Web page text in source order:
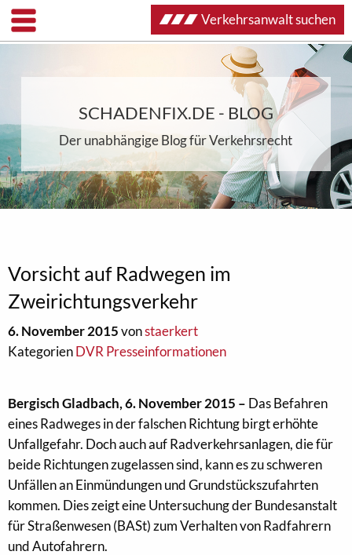
SCHADENFIX.DE - BLOG
Der unabhängige Blog für Verkehrsrecht
Vorsicht auf Radwegen im
Zweirichtungsverkehr
6. November 2015vonstaerkert
KategorienDVR Presseinformationen
Bergisch Gladbach, 6. November 2015 – Das Befahren
eines Radweges in der falschen Richtung birgt erhöhte
Unfallgefahr. Doch auch auf Radverkehrsanlagen, die für
beide Richtungen zugelassen sind, kann es zu schweren
Unfällen an Einmündungen und Grundstückszufahrten
kommen. Dies zeigt eine Untersuchung der Bundesanstalt
für Straßenwesen (BASt) zum Verhalten von Radfahrern
und Autofahrern.
Verkehrsanwalt suchen